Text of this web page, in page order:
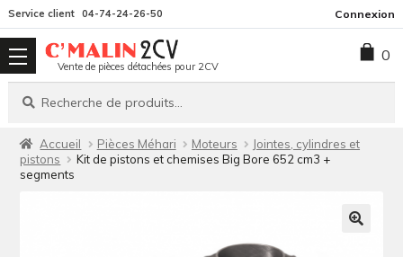
la
navigation
contenu
Service client 04-74-24-26-50 Connexion
Vente de pièces détachées pour 2CV
Recherche
Recherche
0
Accueil Pièces Méhari Moteurs
Jointes, cylindres et
pistons
Kit de pistons et chemises Big Bore 652 cm3 +
segments